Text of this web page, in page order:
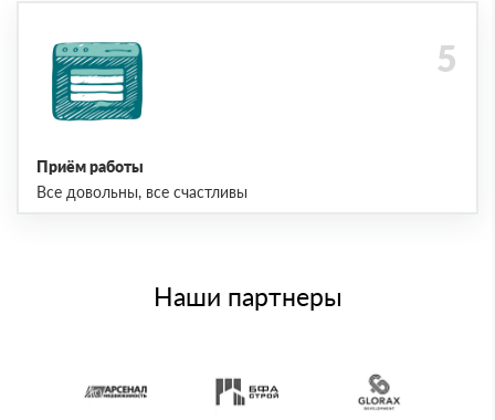
Приём работы
Все довольны, все счастливы
Наши партнеры